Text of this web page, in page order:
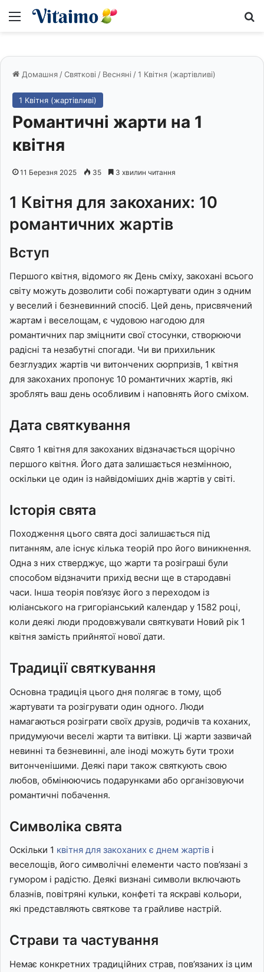
Меню
Домашня /Святкові / Весняні /1 Квітня (жартівливі)
1 Квітня (жартівливі)
Романтичні жарти на 1
квітня
11 Березня 2025 35 3 хвилин читання
1 Квітня для закоханих: 10
романтичних жартів
Вступ
Першого квітня, відомого як День сміху, закохані всього
світу можуть дозволити собі пожартувати один з одним
у веселий і безневинний спосіб. Цей день, присвячений
жартам і веселощам, є чудовою нагодою для
романтичних пар зміцнити свої стосунки, створюючи
радісні та незабутні спогади. Чи ви прихильник
безглуздих жартів чи витончених сюрпризів, 1 квітня
для закоханих пропонує 10 романтичних жартів, які
зроблять ваш день особливим і наповнять його сміхом.
Дата святкування
Свято 1 квітня для закоханих відзначається щорічно
першого квітня. Його дата залишається незмінною,
оскільки це один із найвідоміших днів жартів у світі.
Історія свята
Походження цього свята досі залишається під
питанням, але існує кілька теорій про його виникнення.
Одна з них стверджує, що жарти та розіграші були
способом відзначити прихід весни ще в стародавні
часи. Інша теорія пов’язує його з переходом із
юліанського на григоріанський календар у 1582 році,
коли деякі люди продовжували святкувати Новий рік 1
квітня замість прийнятої нової дати.
Традиції святкування
Основна традиція цього дня полягає в тому, щоб
жартувати та розігрувати один одного. Люди
намагаються розіграти своїх друзів, родичів та коханих,
придумуючи веселі жарти та витівки. Ці жарти зазвичай
невинні та безневинні, але іноді можуть бути трохи
витонченішими. Деякі пари також святкують свою
любов, обмінюючись подарунками або організовуючи
романтичні побачення.
Символіка свята
Оскільки 1 квітня для закоханих є днем жартів і
веселощів, його символічні елементи часто пов’язані з
гумором і радістю. Деякі визнані символи включають
блазнів, повітряні кульки, конфеті та яскраві кольори,
які представляють святкове та грайливе настрій.
Страви та частування
Немає конкретних традиційних страв, пов’язаних із цим